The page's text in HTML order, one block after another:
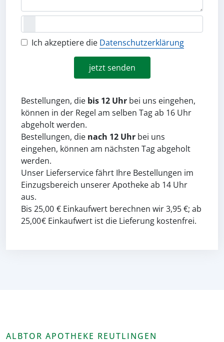
Ich akzeptiere die Datenschutzerklärung
jetzt senden
Bestellungen, die bis 12 Uhr bei uns eingehen,
können in der Regel am selben Tagab 16 Uhr
abgeholt werden.
Bestellungen, die nach 12 Uhr bei uns
eingehen, können am nächsten Tag abgeholt
werden.
Unser Lieferservice fährt Ihre Bestellungen im
Einzugsbereich unserer Apotheke ab 14 Uhr
aus.
Bis 25,00 € Einkaufwert berechnen wir 3,95 €; ab
25,00 € Einkaufwert ist die Lieferung kostenfrei.
ALBTOR APOTHEKE REUTLINGEN